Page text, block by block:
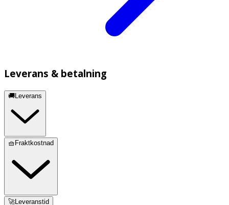
Leverans & betalning
🚚Leverans
🧺Fraktkostnad
🚀Leveranstid